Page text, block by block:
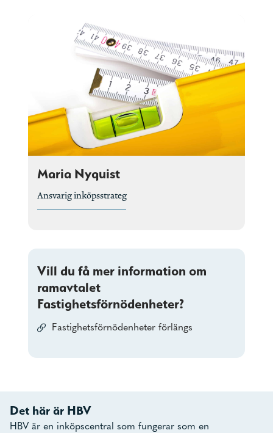
Maria Nyquist
Ansvarig inköpsstrateg
Vill du få mer information om
ramavtalet
Fastighetsförnödenheter?
Fastighetsförnödenheter förlängs
Det här är HBV
HBV är en inköpscentral som fungerar som en